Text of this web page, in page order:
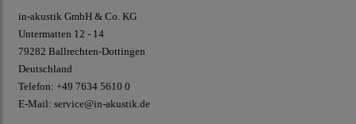
in-akustik GmbH & Co. KG
Untermatten 12 - 14
79282 Ballrechten-Dottingen
Deutschland
Telefon: +49 7634 5610 0
E-Mail: service@in-akustik.de